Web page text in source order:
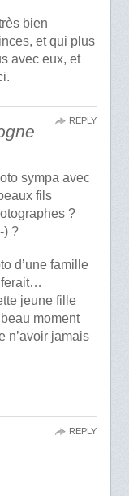
bien
et qui plus
avec eux, et
sympa avec
fils
?
) ?
d’une famille
ferait…
jeune fille
moment
n’avoir jamais
REPLY
REPLY